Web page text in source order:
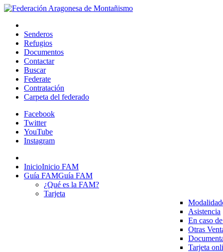
Senderos
Refugios
Documentos
Contactar
Buscar
Federate
Contratación
Carpeta del federado
Facebook
Twitter
YouTube
Instagram
InicioInicio FAM
Guía FAMGuía FAM
¿Qué es la FAM?
Tarjeta
Asistencia
En caso
Otras
Tarjeta